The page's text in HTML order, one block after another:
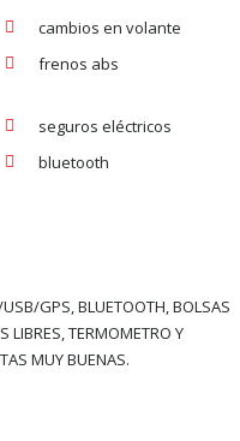
cambios en volante
frenos abs
seguros eléctricos
bluetooth
GPS, BLUETOOTH, BOLSAS
LIBRES, TERMOMETRO Y
MUY BUENAS.